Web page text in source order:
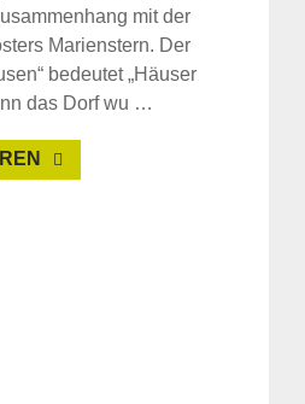
mit der
Marienstern. Der
bedeutet „Häuser
das Dorf wu …